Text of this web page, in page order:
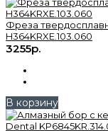
Фреза
H364KRXE.103.060
3255р.
В корзину